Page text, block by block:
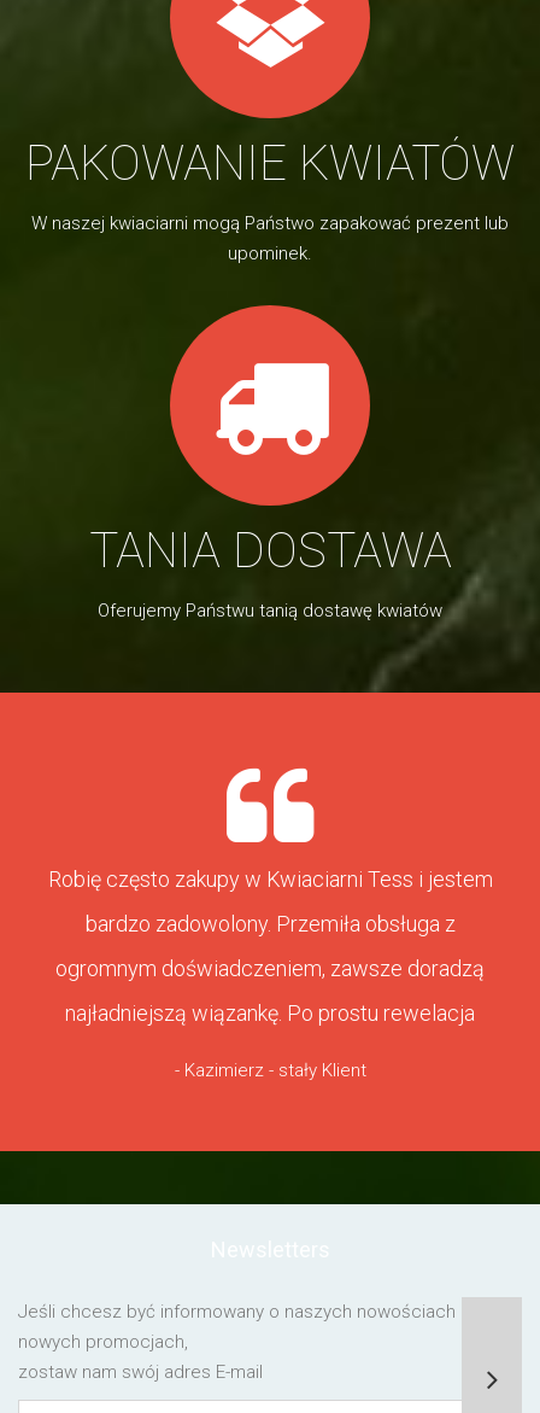
PAKOWANIE KWIATÓW
W naszej kwiaciarni mogą Państwo zapakować prezent lub
upominek.
TANIA DOSTAWA
Oferujemy Państwu tanią dostawę kwiatów
Robię często zakupy w Kwiaciarni Tess i jestem
bardzo zadowolony. Przemiła obsługa z
ogromnym doświadczeniem, zawsze doradzą
najładniejszą wiązankę. Po prostu rewelacja
- Kazimierz - stały Klient
Jeśli chcesz być informowany o naszych nowościach lub o
nowych promocjach,
zostaw nam swój adres E-mail